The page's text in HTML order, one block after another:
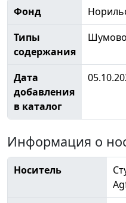
Фонд
Типы
содержания
Дата
добавления
в каталог
Информация о
Носитель